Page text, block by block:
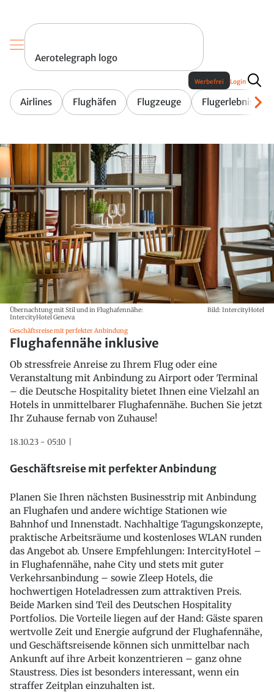
Aerotelegraph logo
Airlines Flughäfen Flugzeuge Flugerlebnis
Werbefrei Login
Übernachtung mit Stil und in Flughafennähe:
IntercityHotel Geneva
Bild: IntercityHotel
Geschäftsreise mit perfekter Anbindung
Flughafennähe inklusive
Ob stressfreie Anreise zu Ihrem Flug oder eine
Veranstaltung mit Anbindung zu Airport oder Terminal
– die Deutsche Hospitality bietet Ihnen eine Vielzahl an
Hotels in unmittelbarer Flughafennähe. Buchen Sie jetzt
Ihr Zuhause fernab von Zuhause!
18.10.23 - 05:10
Geschäftsreise mit perfekter Anbindung
Planen Sie Ihren nächsten Businesstrip mit Anbindung
an Flughafen und andere wichtige Stationen wie
Bahnhof und Innenstadt. Nachhaltige Tagungskonzepte,
praktische Arbeitsräume und kostenloses WLAN runden
das Angebot ab. Unsere Empfehlungen: IntercityHotel –
in Flughafennähe, nahe City und stets mit guter
Verkehrsanbindung – sowie Zleep Hotels, die
hochwertigen Hoteladressen zum attraktiven Preis.
Beide Marken sind Teil des Deutschen Hospitality
Portfolios. Die Vorteile liegen auf der Hand: Gäste sparen
wertvolle Zeit und Energie aufgrund der Flughafennähe,
und Geschäftsreisende können sich unmittelbar nach
Ankunft auf ihre Arbeit konzentrieren – ganz ohne
Staustress. Dies ist besonders interessant, wenn ein
straffer Zeitplan einzuhalten ist.